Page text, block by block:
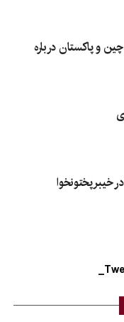
و پاکستان درباره
خیبرپختونخوا